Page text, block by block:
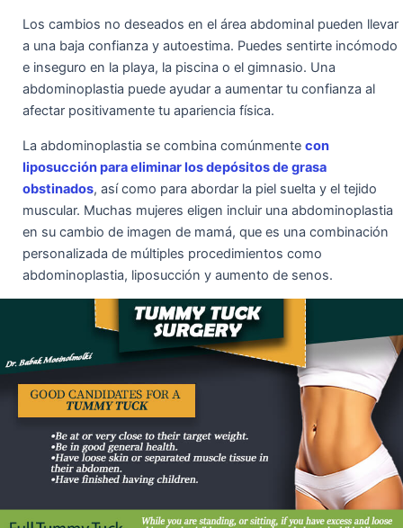
Los cambios no deseados en el área abdominal pueden llevar
a una baja confianza y autoestima. Puedes sentirte incómodo
e inseguro en la playa, la piscina o el gimnasio. Una
abdominoplastia puede ayudar a aumentar tu confianza al
afectar positivamente tu apariencia física.
La abdominoplastia se combina comúnmente con
liposucción para eliminar los depósitos de grasa
obstinados, así como para abordar la piel suelta y el tejido
muscular. Muchas mujeres eligen incluir una abdominoplastia
en su cambio de imagen de mamá, que es una combinación
personalizada de múltiples procedimientos como
abdominoplastia, liposucción y aumento de senos.